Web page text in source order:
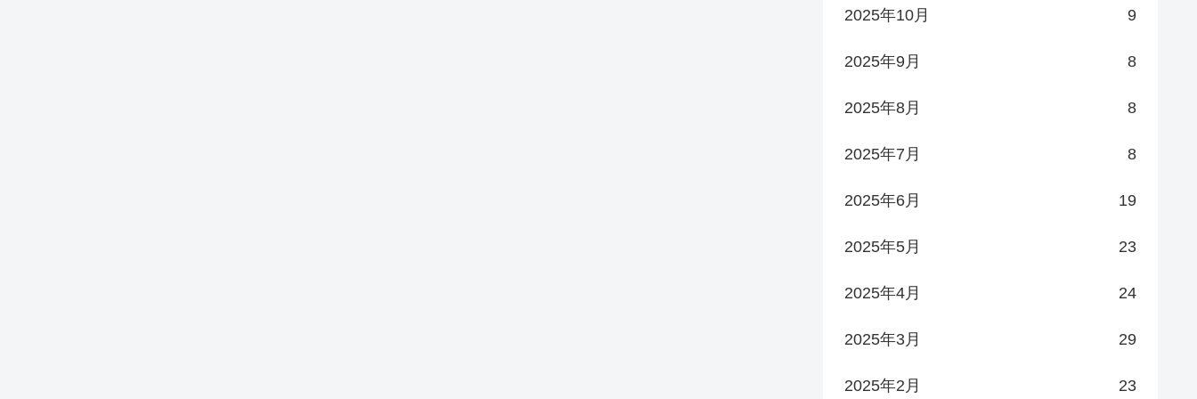
2025年10月 9
2025年9月 8
2025年8月 8
2025年7月 8
2025年6月 19
2025年5月 23
2025年4月 24
2025年3月 29
2025年2月 23